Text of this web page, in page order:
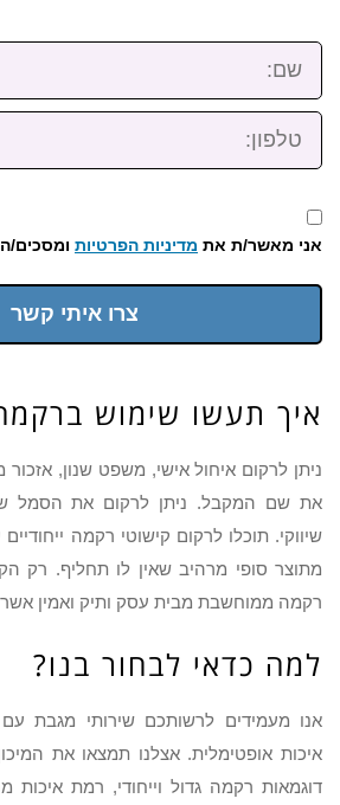
שם:
טלפון:
אני מאשר/ת את מדיניות הפרטיות ומסכים/
צרו איתי קשר
איך תעשו שימוש
ניתן לרקום איחול אישי, משפט שנון, אזכור
את שם המקבל. ניתן לרקום את הסמל
שיווקי. תוכלו לרקום קישוטי רקמה
מתוצר סופי מרהיב שאין לו תחליף. רק
רקמה ממוחשבת מבית עסק ותיק ואמין
למה כדאי לבחור בנו?
אנו מעמידים לרשותכם שירותי מגבת
איכות אופטימלית. אצלנו תמצאו את
דוגמאות רקמה גדול וייחודי, רמת איכות